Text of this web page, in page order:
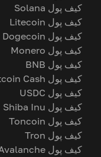
کیف پول Solana
کیف پول Litecoin
کیف پول Dogecoin
کیف پول Monero
کیف پول BNB
کیف پول Bitcoin Cash
کیف پول USDC
کیف پول Shiba Inu
کیف پول Toncoin
کیف پول Tron
کیف پول Avalanche